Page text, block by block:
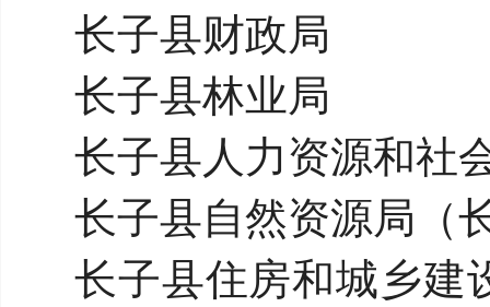
长子县财政局
长子县林业局
长子县人力资源和社
长子县自然资源局（
长子县住房和城乡建